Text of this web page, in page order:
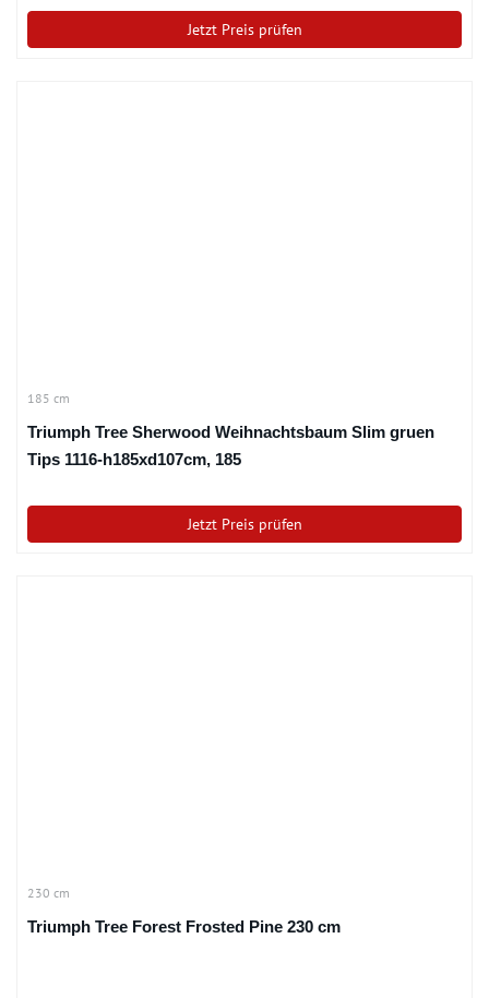
Jetzt Preis prüfen
185 cm
Triumph Tree Sherwood Weihnachtsbaum Slim gruen
Tips 1116-h185xd107cm, 185
Jetzt Preis prüfen
230 cm
Triumph Tree Forest Frosted Pine 230 cm